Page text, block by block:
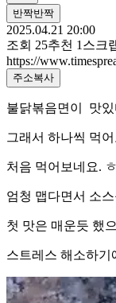
반짝반짝
2025.04.21 20:00
조회 25추천 1 스크
https://
주소복사
불닭볶음면이 맛
그래서 하나씩 먹
처음 먹어보네요.
엄청 맵다면서 소
첫 맛은 매운듯 했
스트레스 해소하기